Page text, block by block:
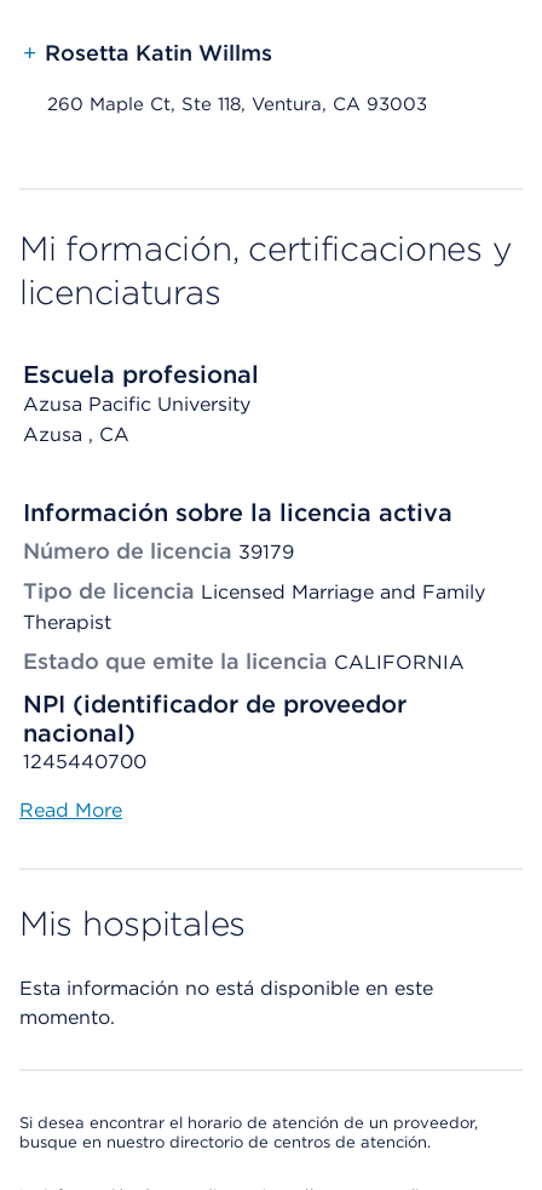
+ Rosetta Katin Willms
260 Maple Ct, Ste 118, Ventura, CA 93003
Mi formación, certificaciones y
licenciaturas
Escuela profesional
Azusa Pacific University
Azusa , CA
Información sobre la licencia activa
Número de licencia 39179
Tipo de licencia Licensed Marriage and Family
Therapist
Estado que emite la licencia CALIFORNIA
NPI (identificador de proveedor
nacional)
1245440700
Read More
Mis hospitales
Esta información no está disponible en este
momento.
Si desea encontrar el horario de atención de un proveedor,
busque en nuestro directorio de centros de atención.